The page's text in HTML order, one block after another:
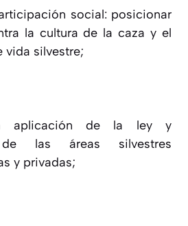
social: posicionar
la cultura de la caza y el
vida silvestre;
aplicación de la ley y
de las áreas silvestres
y privadas;